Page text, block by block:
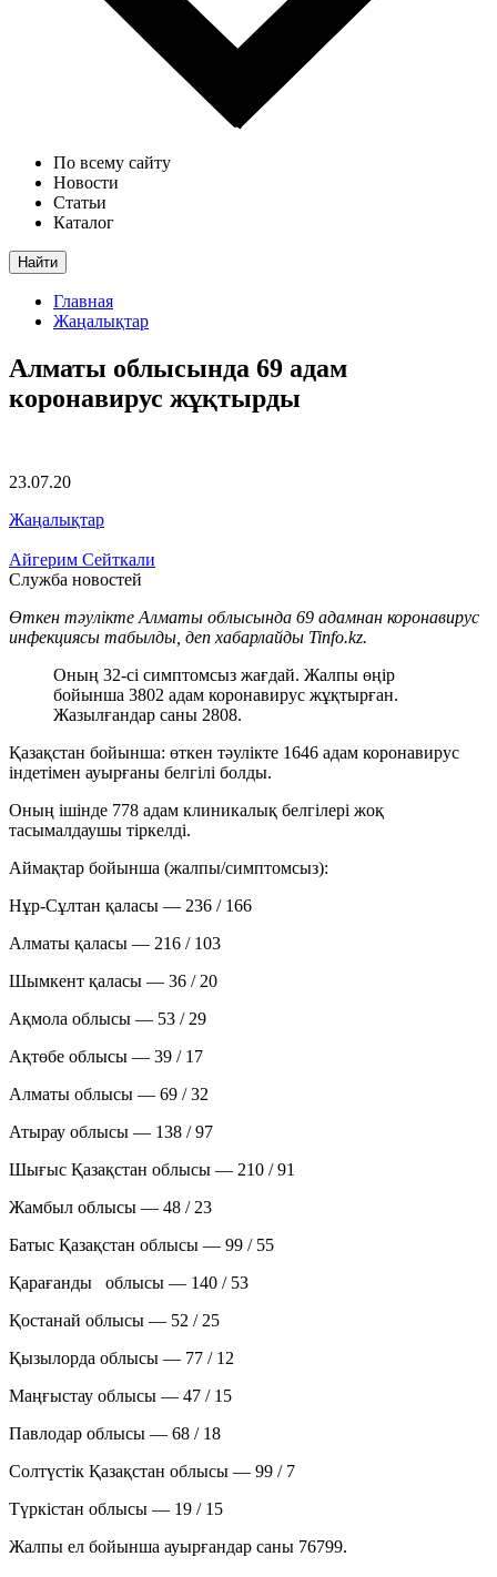
По всему сайту
Новости
Статьи
Каталог
Найти
Главная
Жаңалықтар
Алматы облысында 69 адам
коронавирус жұқтырды
23.07.20
Жаңалықтар
Айгерим Сейткали
Служба новостей
Өткен тәулікте Алматы облысында 69 адамнан коронавирус
инфекциясы табылды, деп хабарлайды Tinfo.kz.
Оның 32-сі симптомсыз жағдай. Жалпы өңір
бойынша 3802 адам коронавирус жұқтырған.
Жазылғандар саны 2808.
Қазақстан бойынша: өткен тәулікте 1646 адам коронавирус
індетімен ауырғаны белгілі болды.
Оның ішінде 778 адам клиникалық белгілері жоқ
тасымалдаушы тіркелді.
Аймақтар бойынша (жалпы/симптомсыз):
Нұр-Сұлтан қаласы — 236 / 166
Алматы қаласы — 216 / 103
Шымкент қаласы — 36 / 20
Ақмола облысы — 53 / 29
Ақтөбе облысы — 39 / 17
Алматы облысы — 69 / 32
Атырау облысы — 138 / 97
Шығыс Қазақстан облысы — 210 / 91
Жамбыл облысы — 48 / 23
Батыс Қазақстан облысы — 99 / 55
Қарағанды облысы — 140 / 53
Қостанай облысы — 52 / 25
Қызылорда облысы — 77 / 12
Маңғыстау облысы — 47 / 15
Павлодар облысы — 68 / 18
Солтүстік Қазақстан облысы — 99 / 7
Түркістан облысы — 19 / 15
Жалпы ел бойынша ауырғандар саны 76799.